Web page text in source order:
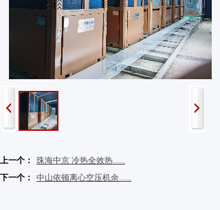
上一个：
珠海中京 冷热全效热......
下一个：
中山依顿离心空压机余......